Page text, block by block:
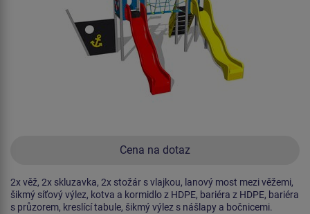
Cena na dotaz
2x věž, 2x skluzavka, 2x stožár s vlajkou, lanový most mezi věžemi,
šikmý síťový výlez, kotva a kormidlo z HDPE, bariéra z HDPE, bariéra
s průzorem, kreslící tabule, šikmý výlez s nášlapy a bočnicemi.